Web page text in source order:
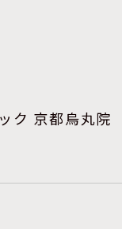
ク 京都烏丸院